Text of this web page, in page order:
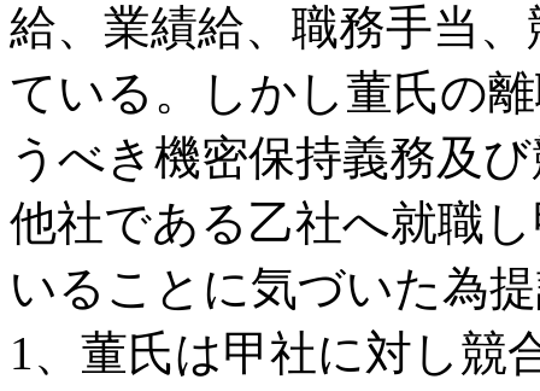
給、業績給、職務手当
ている。しかし董氏の
うべき機密保持義務及
他社である乙社へ就職
いることに気づいた為
1、董氏は甲社に対し競